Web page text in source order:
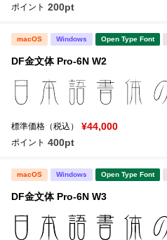
ポイント 200pt
macOS Windows Open Type Font
DF金文体 Pro-6N W2
標準価格（税込） ¥44,000
ポイント 400pt
macOS Windows Open Type Font
DF金文体 Pro-6N W3